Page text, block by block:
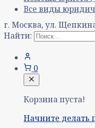
Все виды
г. Москва, ул.
Найти:
0
Корзина пуста!
Начните делать